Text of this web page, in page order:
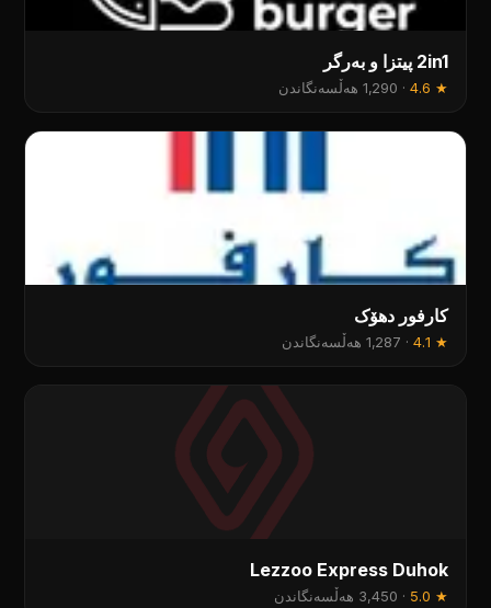
2in1 پیتزا و بەرگر
★
4.6
· 1,290 هەڵسەنگاندن
کارفور دهۆک
★
4.1
· 1,287 هەڵسەنگاندن
Lezzoo Express Duhok
★
5.0
· 3,450 هەڵسەنگاندن